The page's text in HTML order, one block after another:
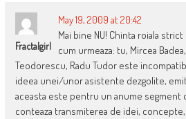
Fractalgirl
May 19, 2009 at 20:42
Mai bine NU! Chinta roiala
cum urmeaza: tu, Mircea
Teodorescu, Radu Tudor este
ideea unei/unor asistente dezgolite,
aceasta este pentru un anume segment
conteaza transmiterea de idei,